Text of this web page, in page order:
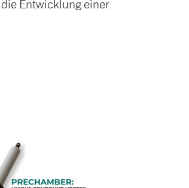
Entwicklung einer